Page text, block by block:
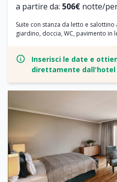
a partire da: 506€ notte/
Suite con stanza da letto e
giardino, doccia, WC, pavimento in
Inserisci le date e
direttamente dall'hotel